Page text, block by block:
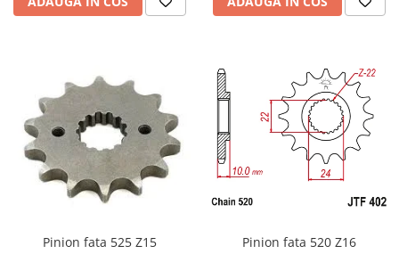
Pinion fata 525 Z15
Pinion fata 520 Z16